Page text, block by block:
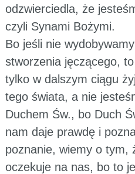
odzwierciedla, że
czyli Synami Bożymi.
Bo jeśli nie
stworzenia jęczącego,
tylko w dalszym ciągu
tego świata, a nie
Duchem Św., bo Duch
nam daje prawdę i
poznanie, wiemy o tym,
oczekuje na nas, bo to